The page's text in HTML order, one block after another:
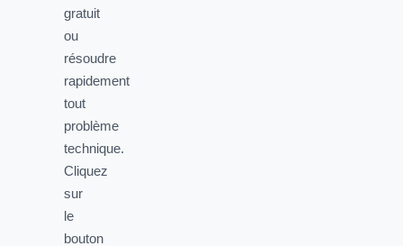
gratuit
ou
résoudre
rapidement
tout
problème
technique.
Cliquez
sur
le
bouton